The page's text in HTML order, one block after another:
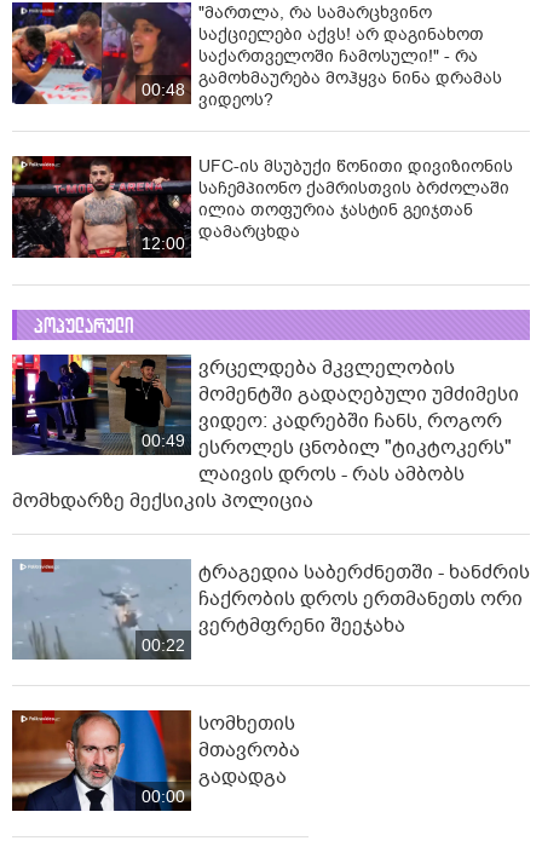
00:48
"მართლა, რა სამარცხვინო
საქციელები აქვს! არ დაგინახოთ
საქართველოში ჩამოსული!" - რა
გამოხმაურება მოჰყვა ნინა დრამას
ვიდეოს?
12:00
UFC-ის მსუბუქი წონითი დივიზიონის
საჩემპიონო ქამრისთვის ბრძოლაში
ილია თოფურია ჯასტინ გეიჯთან
დამარცხდა
პოპულარული
00:49
ვრცელდება მკვლელობის
მომენტში გადაღებული უმძიმესი
ვიდეო: კადრებში ჩანს, როგორ
ესროლეს ცნობილ "ტიკტოკერს"
ლაივის დროს - რას ამბობს
მომხდარზე მექსიკის პოლიცია
00:22
ტრაგედია საბერძნეთში - ხანძრის
ჩაქრობის დროს ერთმანეთს ორი
ვერტმფრენი შეეჯახა
00:00
სომხეთის
მთავრობა
გადადგა